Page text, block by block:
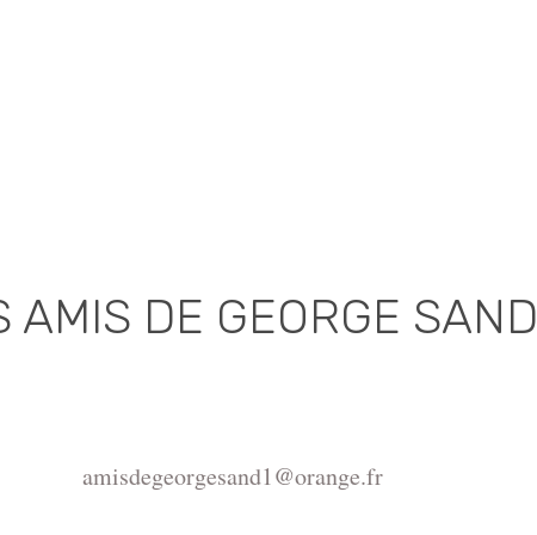
AMIS DE GEORGE SAND
amisdegeorgesand1@orange.fr